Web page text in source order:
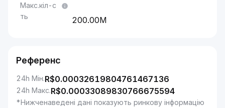
Макс.кіл-с
ть
200.00M
Референс
24h Мін.R$0.00032619804761467136
24h Макс.R$0.00033089830766675594
*Нижченаведені дані показують ринкову інформацію